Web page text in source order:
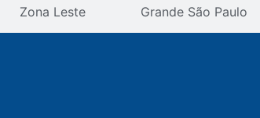
prima ou de processo? Seu plano
antes do prazo
Zona Leste Grande São Paulo